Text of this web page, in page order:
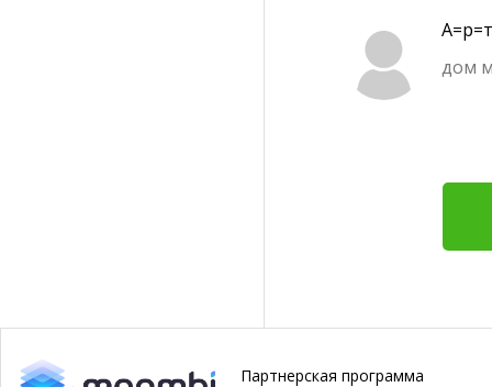
дом
Партнерская программа